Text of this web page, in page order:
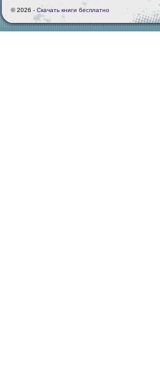
© 2026 - Скачать книги бесплатно